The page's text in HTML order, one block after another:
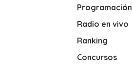
Programación
Radio en vivo
Ranking
Concursos